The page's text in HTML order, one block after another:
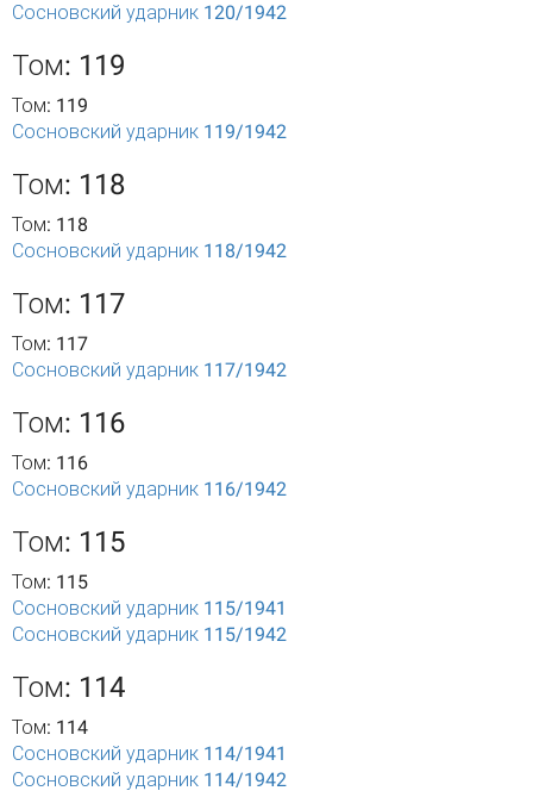
Сосновский ударник 120/1942
Том: 119
Том: 119
Сосновский ударник 119/1942
Том: 118
Том: 118
Сосновский ударник 118/1942
Том: 117
Том: 117
Сосновский ударник 117/1942
Том: 116
Том: 116
Сосновский ударник 116/1942
Том: 115
Том: 115
Сосновский ударник 115/1941
Сосновский ударник 115/1942
Том: 114
Том: 114
Сосновский ударник 114/1941
Сосновский ударник 114/1942